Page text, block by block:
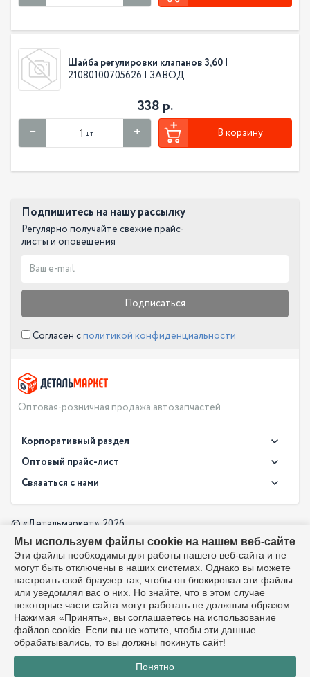
Шайба регулировки клапанов 3,60 |
21080100705626 | ЗАВОД
338 р.
шт В корзину
Подпишитесь на нашу рассылку
Регулярно получайте свежие прайс-
листы и оповещения
Подписаться
Согласен сполитикой конфиденциальности
Оптовая-розничная продажа автозапчастей
Корпоративный раздел
Новости
О компании
Доставка
Оптовый прайс-лист
Оплата
Производители
Политика в отношении обработки персональных данных
Оптовый прайс-лист
Скачать прайс в PDF
Связаться с нами
info@detalmarket.ru
Перезвоните мне
© «Детальмаркет», 2026
Разработка:
Все упоминания товарных знаков (включая LADA и АвтоВАЗ)
используются исключительно для указания совместимости
товаров и соответствуют положениям ст. 1487, 1484
Гражданского кодекса РФ. Интернет-магазин не является
официальным дистрибьютором или представителем ПАО
«АвтоВАЗ». Любое использование товарного знака
направлено лишь на объективное информирование о
совместимости и не вводит покупателя в заблуждение
Мы используем файлы cookie на нашем веб-сайте
Эти файлы необходимы для работы нашего веб-сайта и не
могут быть отключены в наших системах. Однако вы можете
настроить свой браузер так, чтобы он блокировал эти файлы
или уведомлял вас о них. Но знайте, что в этом случае
некоторые части сайта могут работать не должным образом.
Нажимая «Принять», вы соглашаетесь на использование
файлов cookie. Если вы не хотите, чтобы эти данные
обрабатывались, то вы должны покинуть сайт!
Понятно